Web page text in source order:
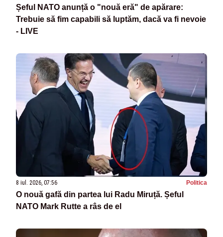
Șeful NATO anunță o "nouă eră" de apărare:
Trebuie să fim capabili să luptăm, dacă va fi nevoie
- LIVE
8 iul. 2026, 07:56 Politica
O nouă gafă din partea lui Radu Miruță. Șeful
NATO Mark Rutte a râs de el